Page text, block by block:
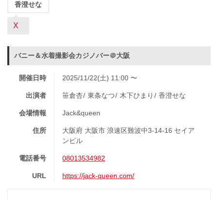
香澄せな
X
バニー＆水着撮影会カジノバー＠大阪
開催日時 2025/11/22(土) 11:00 〜
出演者 笹倉杏 東条なつ 木下ひまり 香澄せな
会場情報 Jack&queen
住所
大阪府 大阪市 浪速区難波中3-14-16 セイア
ンビル
電話番号 08013534982
URL https://jack-queen.com/